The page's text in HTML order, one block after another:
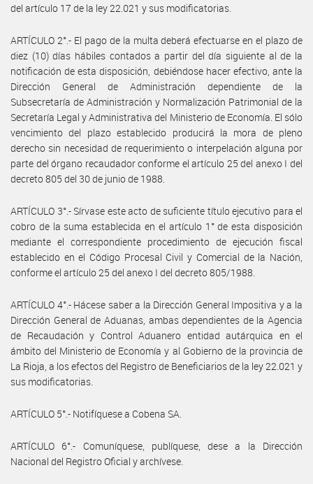
del artículo 17 de la ley 22.021 y sus modificatorias.
ARTÍCULO 2°.- El pago de la multa deberá efectuarse en el plazo de
diez (10) días hábiles contados a partir del día siguiente al de la
notificación de esta disposición, debiéndose hacer efectivo, ante la
Dirección General de Administración dependiente de la
Subsecretaría de Administración y Normalización Patrimonial de la
Secretaría Legal y Administrativa del Ministerio de Economía. El sólo
vencimiento del plazo establecido producirá la mora de pleno
derecho sin necesidad de requerimiento o interpelación alguna por
parte del órgano recaudador conforme el artículo 25 del anexo I del
decreto 805 del 30 de junio de 1988.
ARTÍCULO 3°.- Sírvase este acto de suficiente título ejecutivo para el
cobro de la suma establecida en el artículo 1° de esta disposición
mediante el correspondiente procedimiento de ejecución fiscal
establecido en el Código Procesal Civil y Comercial de la Nación,
conforme el artículo 25 del anexo I del decreto 805/1988.
ARTÍCULO 4°.- Hácese saber a la Dirección General Impositiva y a la
Dirección General de Aduanas, ambas dependientes de la Agencia
de Recaudación y Control Aduanero entidad autárquica en el
ámbito del Ministerio de Economía y al Gobierno de la provincia de
La Rioja, a los efectos del Registro de Beneficiarios de la ley 22.021 y
sus modificatorias.
ARTÍCULO 5°.- Notifíquese a Cobena SA.
ARTÍCULO 6°.- Comuníquese, publíquese, dese a la Dirección
Nacional del Registro Oficial y archívese.